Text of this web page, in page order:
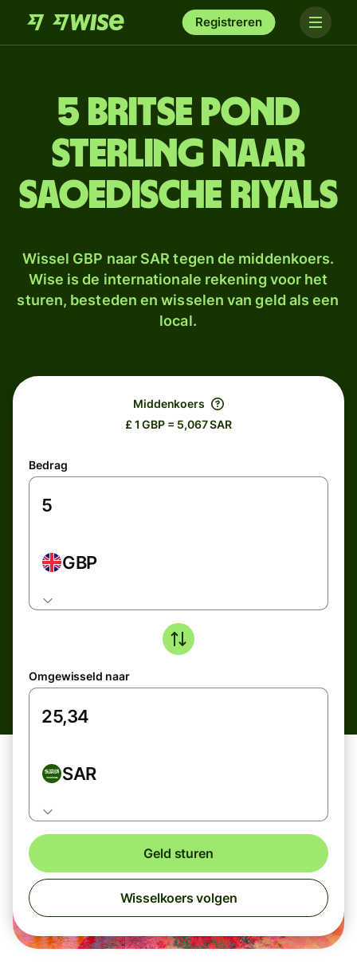
Registreren
5 Britse pond
sterling naar
Saoedische riyals
Wissel GBP naar SAR tegen de middenkoers.
Wise is de internationale rekening voor het
sturen, besteden en wisselen van geld als een
local.
Middenkoers
£ 1 GBP = 5,067 SAR
Bedrag
GBP
Omgewisseld naar
SAR
Geld sturen
Wisselkoers volgen